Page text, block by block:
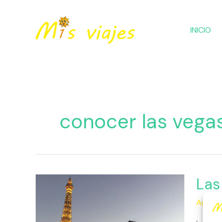
contenido
INICIO
conocer las
Las
Vegas:
Ciudad